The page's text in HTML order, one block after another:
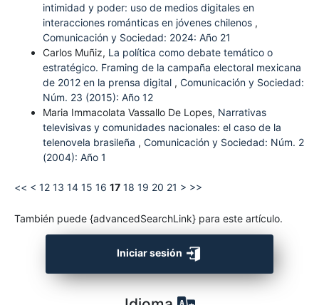
intimidad y poder: uso de medios digitales en
interacciones románticas en jóvenes chilenos ,
Comunicación y Sociedad: 2024: Año 21
Carlos Muñiz, La política como debate temático o
estratégico. Framing de la campaña electoral mexicana
de 2012 en la prensa digital , Comunicación y Sociedad:
Núm. 23 (2015): Año 12
Maria Immacolata Vassallo De Lopes, Narrativas
televisivas y comunidades nacionales: el caso de la
telenovela brasileña , Comunicación y Sociedad: Núm. 2
(2004): Año 1
<< < 12 13 14 15 16 17 18 19 20 21 > >>
También puede {advancedSearchLink} para este artículo.
Iniciar sesión